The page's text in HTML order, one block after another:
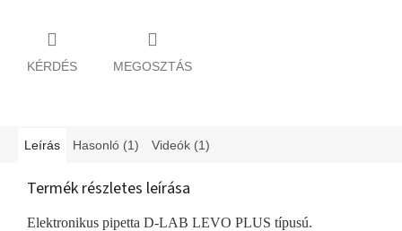
KÉRDÉS MEGOSZTÁS
Leírás Hasonló (1) Videók (1)
Termék részletes leírása
Elektronikus pipetta D-LAB LEVO PLUS típusú.